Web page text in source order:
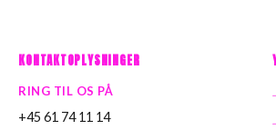
KONTAKTOPLYSNINGER
RING TIL OS PÅ
+45 61 74 11 14